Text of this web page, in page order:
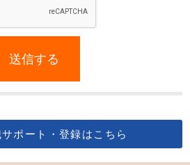
送信する
ポート・登録はこちら